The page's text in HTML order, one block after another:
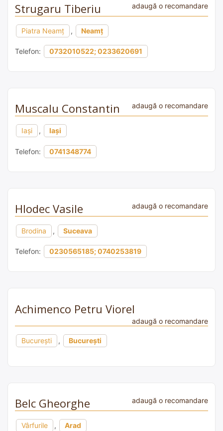
Strugaru Tiberiu adaugă o recomandare
Piatra Neamț , Neamț
Telefon: 0732010522; 0233620691
Muscalu Constantin adaugă o recomandare
Iași , Iași
Telefon: 0741348774
Hlodec Vasile adaugă o recomandare
Brodina , Suceava
Telefon: 0230565185; 0740253819
Achimenco Petru Viorel
adaugă o recomandare
București , București
Belc Gheorghe adaugă o recomandare
Vârfurile , Arad